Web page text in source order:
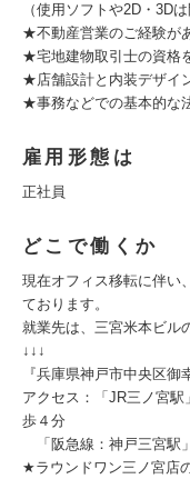
（使用ソフトや2D・3D
★不動産営業のご経験が
★宅地建物取引士の資格
★店舗設計と内装デザイ
★事務などでの基本的な
雇用形態は
正社員
どこで働くか
現在オフィス移転に伴い
ております。
就業先は、三宮米本ビル
↓↓↓
『兵庫県神戸市中央区御
アクセス：「JR三ノ宮
歩４分
「阪急線：神戸三宮駅
★ラウンドワン三ノ宮店